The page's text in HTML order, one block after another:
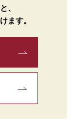
、
ます。